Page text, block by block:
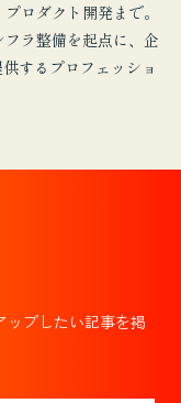
ロダクト開発まで。
ラ整備を起点に、企
するプロフェッショ
ップしたい記事を掲